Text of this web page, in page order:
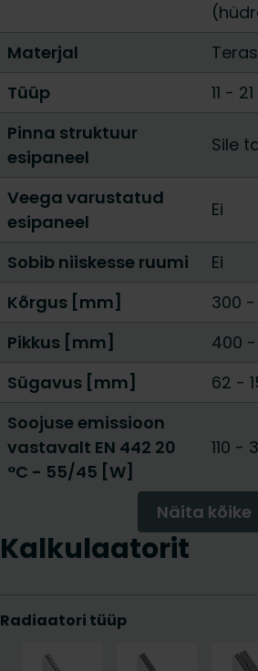
Materjal
Tüüp
11 - 21
Pinna struktuur
esipaneel
Sile
Veega varustatud
esipaneel
Ei
Sobib niiskesse ruumi
Ei
Kõrgus [mm]
300 -
Pikkus [mm]
400 -
Sügavus [mm]
62 -
Soojuse emissioon
vastavalt EN 442 20
°C - 55/45 [W]
110 -
Näita kõike
Kalkulaatorit